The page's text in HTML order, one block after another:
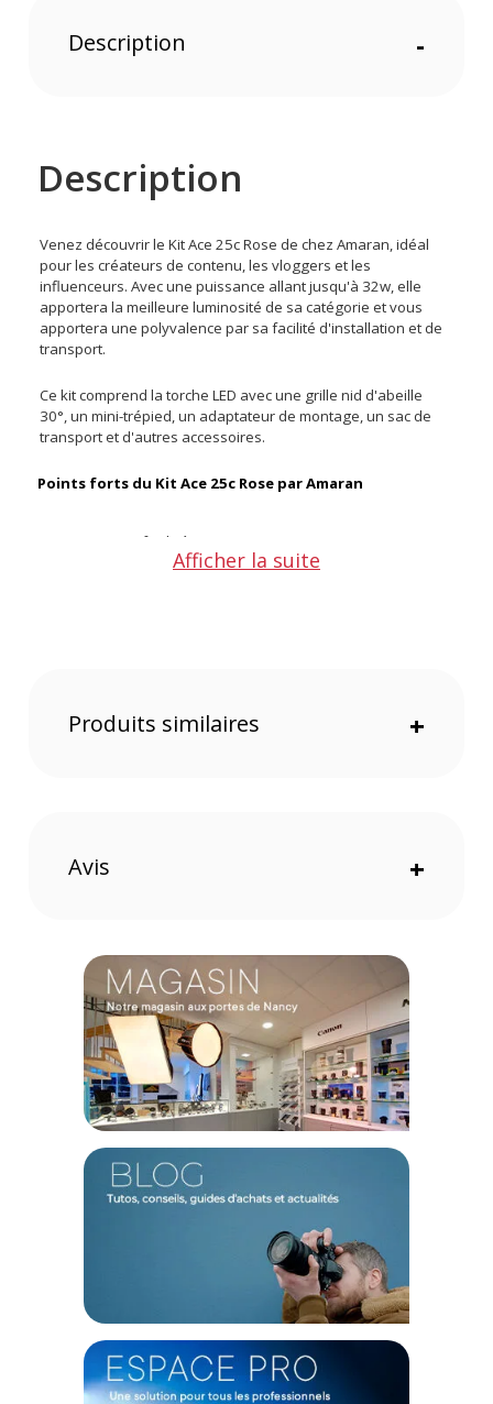
Description -
Description
Venez découvrir le Kit Ace 25c Rose de chez Amaran, idéal
pour les créateurs de contenu, les vloggers et les
influenceurs. Avec une puissance allant jusqu'à 32w, elle
apportera la meilleure luminosité de sa catégorie et vous
apportera une polyvalence par sa facilité d'installation et de
transport.
Ce kit comprend la torche LED avec une grille nid d'abeille
30°, un mini-trépied, un adaptateur de montage, un sac de
transport et d'autres accessoires.
Points forts du Kit Ace 25c Rose par Amaran
Compact et facile à transporter
Montage magnétique idéal pour les espaces restreints
Une multitude de moyens de fixations
Fixez facilement la lampe Ace 25 à vos différents appareils
grâce à l'adaptateur cold shoe fourni, vous assurant une
compatibilité a une majorité des appareils. Profitez aussi du
système Ace Lock à dégagement rapide vous permettant de
monter et démonter simplement et rapidement. Idéal pour les
créateurs de contenu constamment en déplacement qui
cherche une polyvalence à toutes épreuves. Profitez aussi
d'un système de verrouillage efficace et sûre pour résister à
n'importe quel environnement.
Contrôlez votre source lumineuse avec votre
Grâce à l'application "Amaran App", réglez sans effort les
paramètres, la luminosité et les effets d'éclairage grâce à
l'application facile d'utilisation et intuitive. Contrôlez
entièrement votre éclairage à distance pour exprimer au
mieux votre créativité. L'application intègre aussi un contrôle
continu et progressif de la luminosité de 0 à 100%.
Afficher la suite
Produits similaires +
Avis +